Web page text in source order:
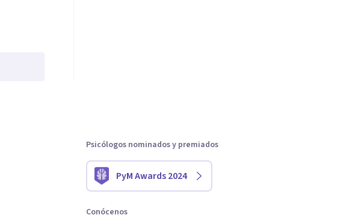
Psicólogos nominados y premiados
PyM Awards 2024
Conócenos